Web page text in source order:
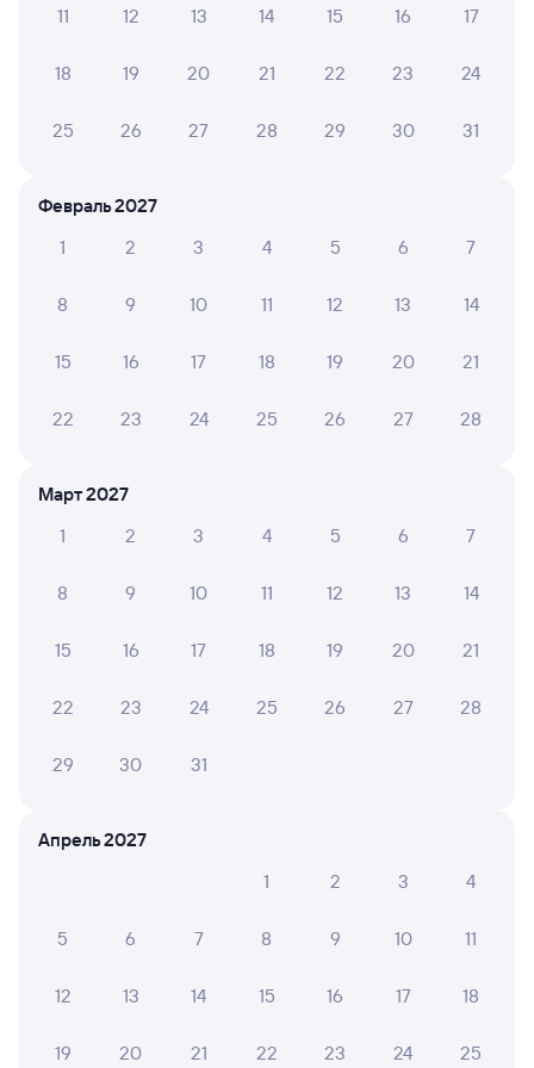
А ещё здесь можно найти
Обратные билеты из Аксарайской в Двойную
Отели
11 12 13 14 15 16 17
18 19 20 21 22 23 24
25 26 27 28 29 30 31
Февраль 2027
1
2 3 4 5 6 7
8 9 10 11 12 13 14
15 16 17 18 19 20 21
22 23 24 25 26 27 28
Март 2027
1
2 3 4 5 6 7
8 9 10 11 12 13 14
15 16 17 18 19 20 21
22 23 24 25 26 27 28
29 30 31
Апрель 2027
1
2 3 4
5 6 7 8 9 10 11
12 13 14 15 16 17 18
19 20 21 22 23 24 25